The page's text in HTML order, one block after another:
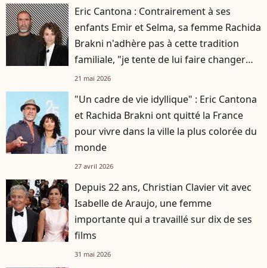
Eric Cantona : Contrairement à ses
enfants Emir et Selma, sa femme Rachida
Brakni n'adhère pas à cette tradition
familiale, "je tente de lui faire changer
d'avis"
21 mai 2026
"Un cadre de vie idyllique" : Eric Cantona
et Rachida Brakni ont quitté la France
pour vivre dans la ville la plus colorée du
monde
27 avril 2026
Depuis 22 ans, Christian Clavier vit avec
Isabelle de Araujo, une femme
importante qui a travaillé sur dix de ses
films
31 mai 2026